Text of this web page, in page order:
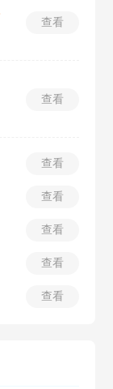
查看
查看
查看
查看
查看
查看
查看